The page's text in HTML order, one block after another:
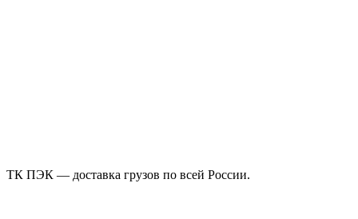
ТК ПЭК — доставка грузов по всей России.